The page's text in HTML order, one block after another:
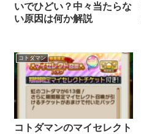
いでひどい？中々当たらな
い原因は何か解説
コトダマン
コトダマンのマイセレクト